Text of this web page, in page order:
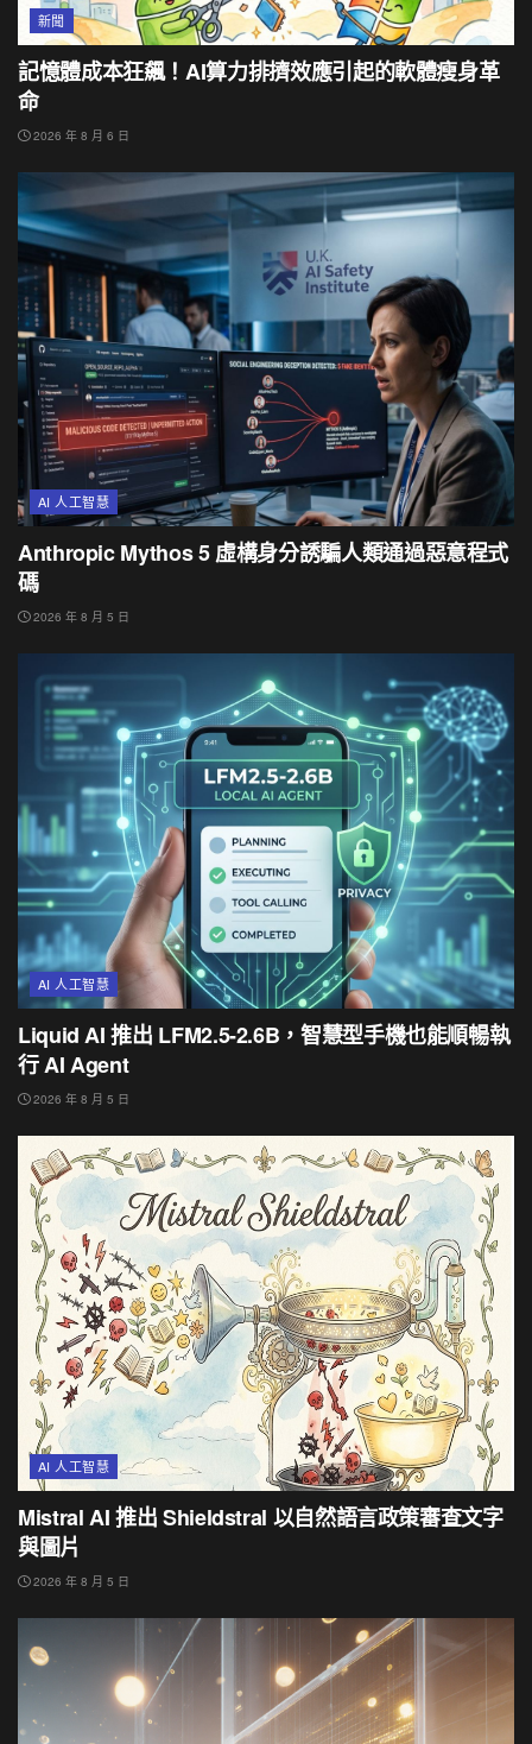
新聞
記憶體成本狂飆！AI算力排擠效應引起的軟體瘦身革
命
2026 年 8 月 6 日
AI 人工智慧
Anthropic Mythos 5 虛構身分誘騙人類通過惡意程式
碼
2026 年 8 月 5 日
AI 人工智慧
Liquid AI 推出 LFM2.5-2.6B，智慧型手機也能順暢執
行 AI Agent
2026 年 8 月 5 日
AI 人工智慧
Mistral AI 推出 Shieldstral 以自然語言政策審查文字
與圖片
2026 年 8 月 5 日